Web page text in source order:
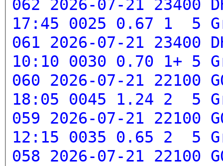
062 2026-07-21 23400
17:45 0025 0.67 1 5
061 2026-07-21 23400
10:10 0030 0.70 1+ 5
060 2026-07-21 22100
18:05 0045 1.24 2 5
059 2026-07-21 22100
12:15 0035 0.65 2 5
058 2026-07-21 22100